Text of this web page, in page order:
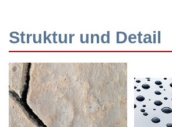
Struktur und Detail